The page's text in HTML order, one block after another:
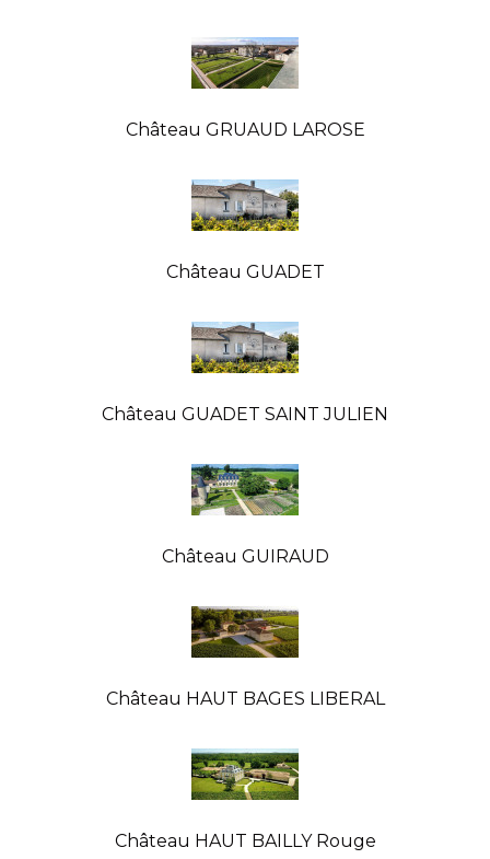
Château GRUAUD LAROSE
Château GUADET
Château GUADET SAINT JULIEN
Château GUIRAUD
Château HAUT BAGES LIBERAL
Château HAUT BAILLY Rouge